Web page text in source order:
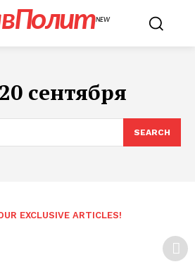
NEW
20 сентября
SEARCH
EXCLUSIVE ARTICLES!